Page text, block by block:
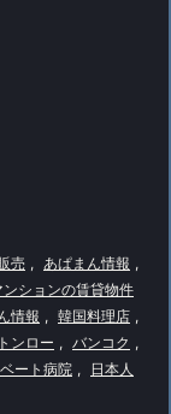
売 , あぱまん情報 ,
ションの賃貸物件
情報 , 韓国料理店 ,
トンロー , バンコク ,
ート病院 , 日本人